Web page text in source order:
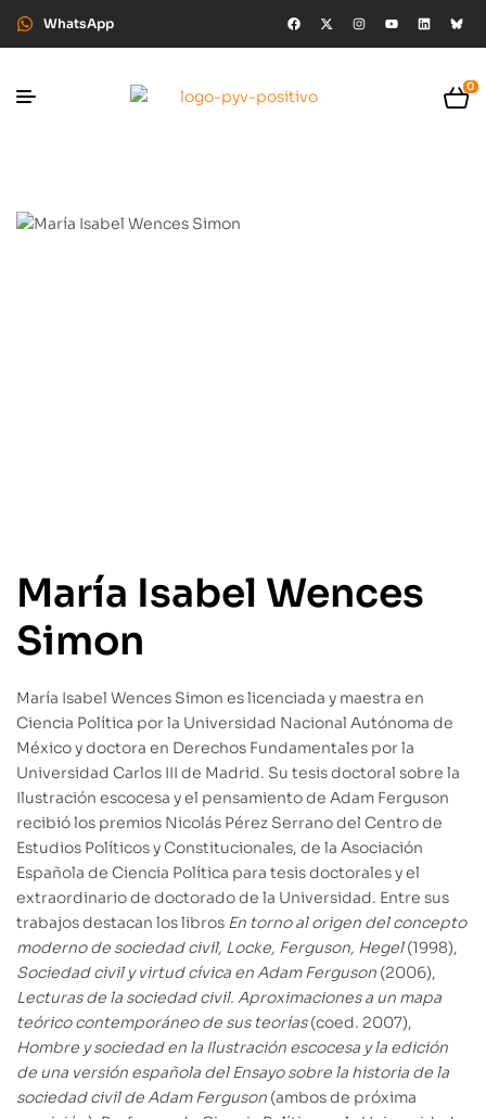
WhatsApp
0
María Isabel Wences
Simon
María Isabel Wences Simon es licenciada y maestra en
Ciencia Política por la Universidad Nacional Autónoma de
México y doctora en Derechos Fundamentales por la
Universidad Carlos III de Madrid. Su tesis doctoral sobre la
Ilustración escocesa y el pensamiento de Adam Ferguson
recibió los premios Nicolás Pérez Serrano del Centro de
Estudios Políticos y Constitucionales, de la Asociación
Española de Ciencia Política para tesis doctorales y el
extraordinario de doctorado de la Universidad. Entre sus
trabajos destacan los libros En torno al origen del concepto
moderno de sociedad civil, Locke, Ferguson, Hegel(1998),
Sociedad civil y virtud cívica en Adam Ferguson (2006),
Lecturas de la sociedad civil. Aproximaciones a un mapa
teórico contemporáneo de sus teorías(coed. 2007),
Hombre y sociedad en la Ilustración escocesa y la edición
de una versión española del Ensayo sobre la historia de la
sociedad civil de Adam Ferguson (ambos de próxima